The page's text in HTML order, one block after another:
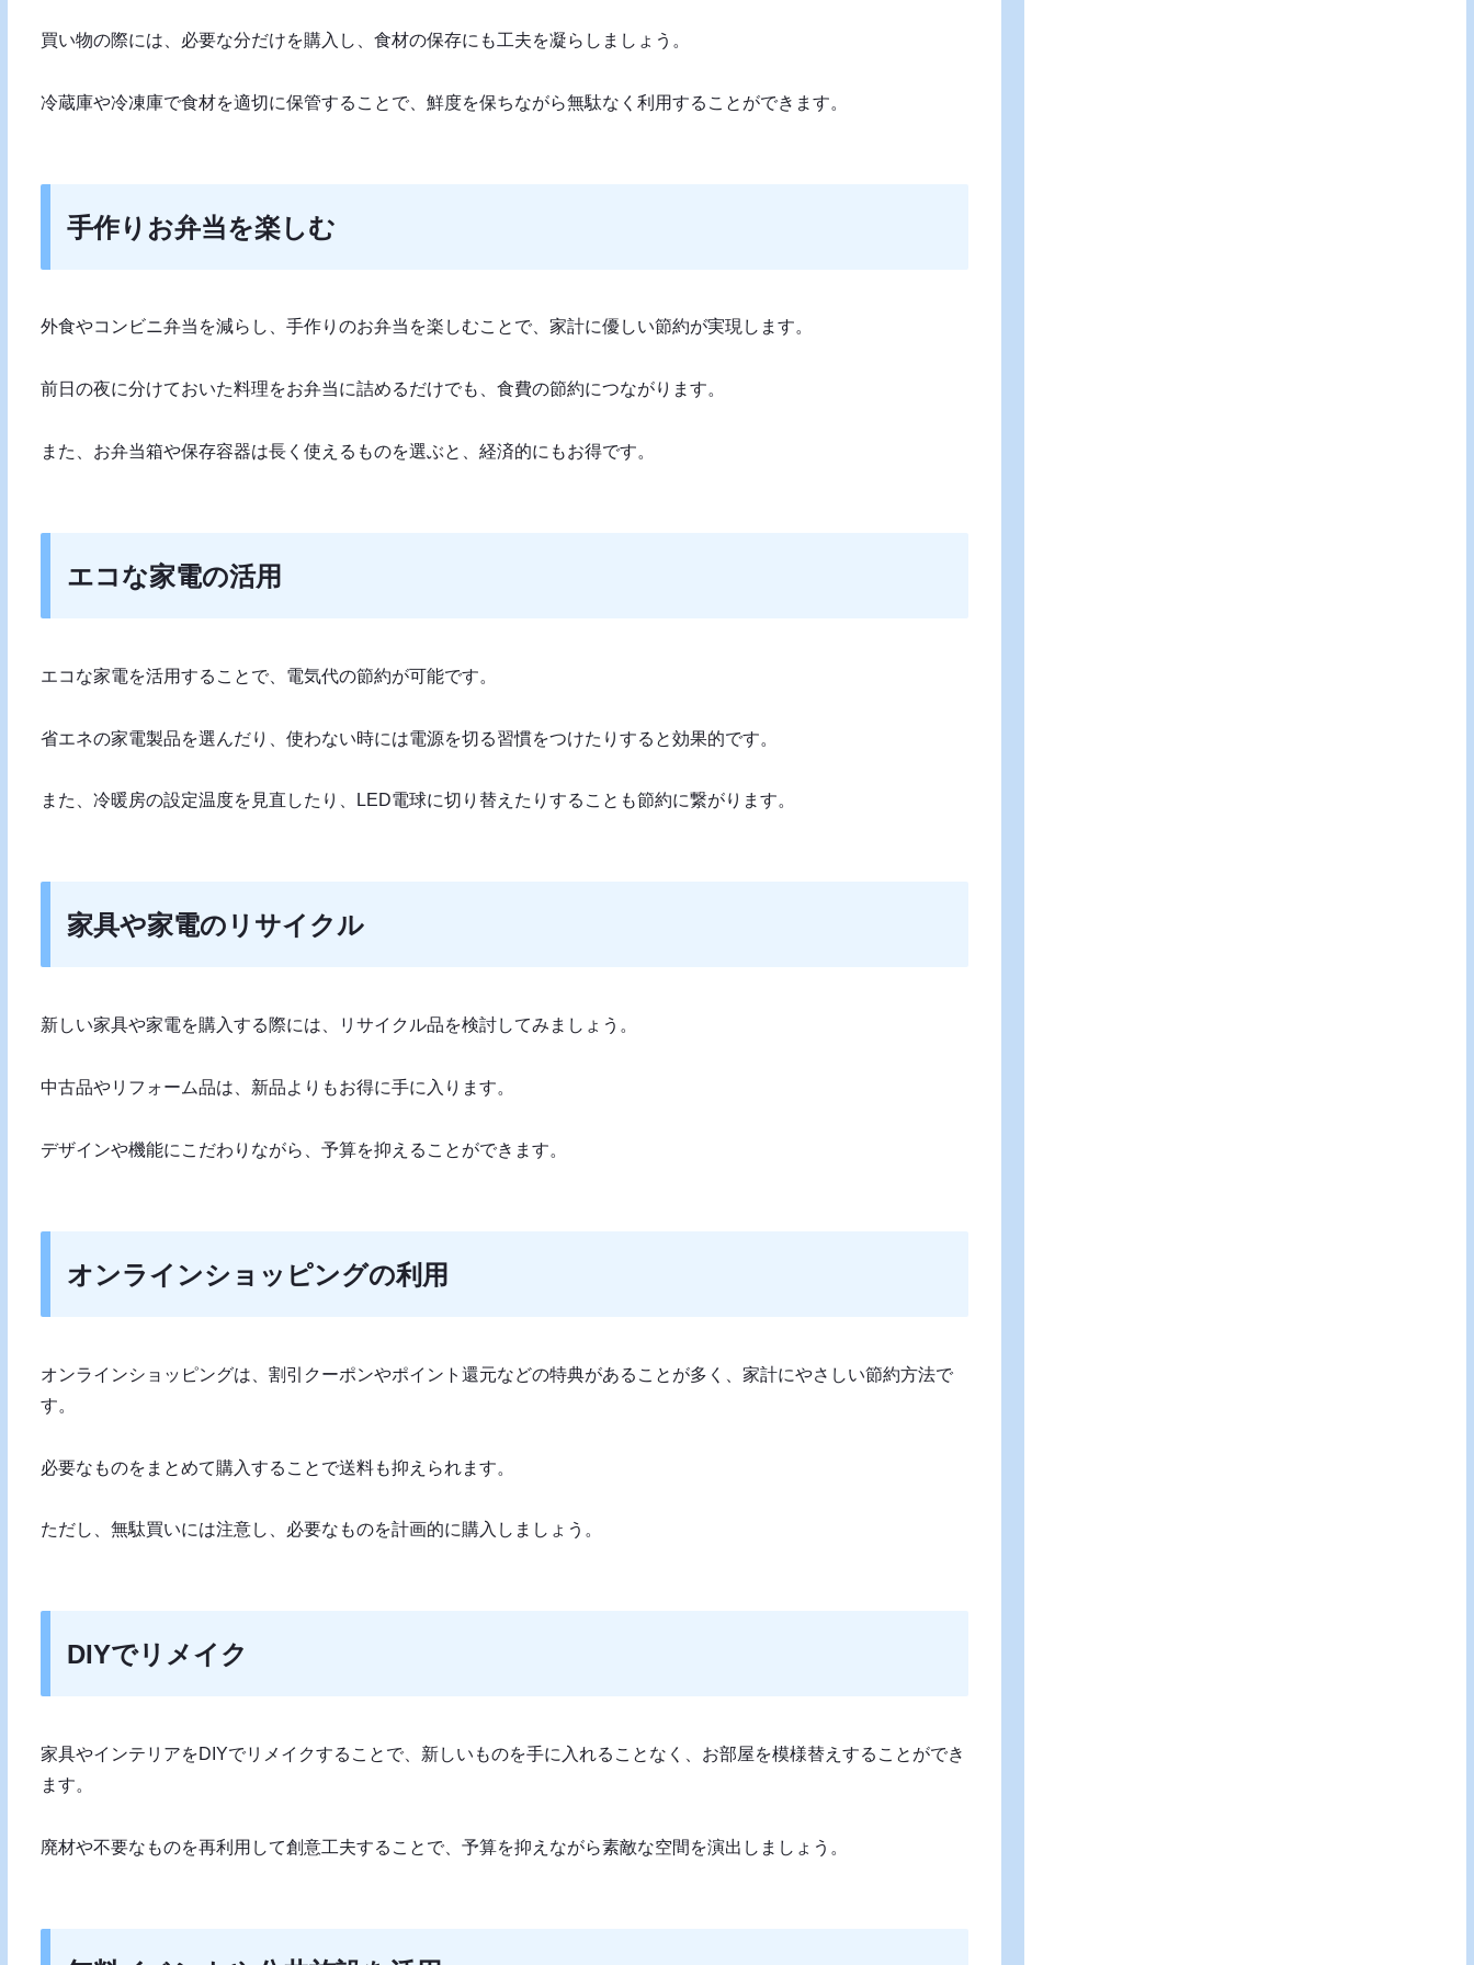
買い物の際には、必要な分だけを購入し、食材の保存にも工夫を凝らしましょう。
冷蔵庫や冷凍庫で食材を適切に保管することで、鮮度を保ちながら無駄なく利用することができます。
手作りお弁当を楽しむ
外食やコンビニ弁当を減らし、手作りのお弁当を楽しむことで、家計に優しい節約が実現します。
前日の夜に分けておいた料理をお弁当に詰めるだけでも、食費の節約につながります。
また、お弁当箱や保存容器は長く使えるものを選ぶと、経済的にもお得です。
エコな家電の活用
エコな家電を活用することで、電気代の節約が可能です。
省エネの家電製品を選んだり、使わない時には電源を切る習慣をつけたりすると効果的です。
また、冷暖房の設定温度を見直したり、LED電球に切り替えたりすることも節約に繋がります。
家具や家電のリサイクル
新しい家具や家電を購入する際には、リサイクル品を検討してみましょう。
中古品やリフォーム品は、新品よりもお得に手に入ります。
デザインや機能にこだわりながら、予算を抑えることができます。
オンラインショッピングの利用
オンラインショッピングは、割引クーポンやポイント還元などの特典があることが多く、家計にやさしい節約方法で
す。
必要なものをまとめて購入することで送料も抑えられます。
ただし、無駄買いには注意し、必要なものを計画的に購入しましょう。
DIYでリメイク
家具やインテリアをDIYでリメイクすることで、新しいものを手に入れることなく、お部屋を模様替えすることができ
ます。
廃材や不要なものを再利用して創意工夫することで、予算を抑えながら素敵な空間を演出しましょう。